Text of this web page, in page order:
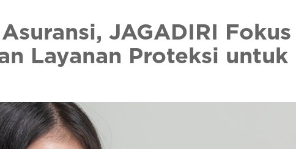
JAGADIRI Fokus
Layanan Proteksi untuk